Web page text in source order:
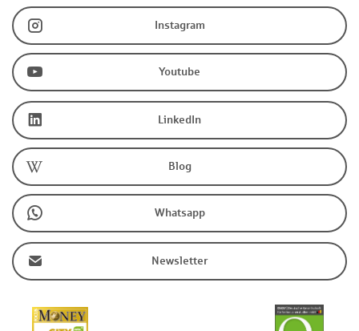
Instagram
Youtube
LinkedIn
Blog
Whatsapp
Newsletter